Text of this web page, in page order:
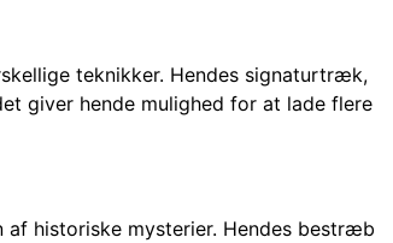
teknikker. Hendes signaturtræk,
giver hende mulighed for at lade flere
historiske mysterier. Hendes bestræb